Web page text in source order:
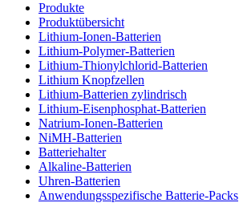
Produkte
Produktübersicht
Lithium-Ionen-Batterien
Lithium-Polymer-Batterien
Lithium-Thionylchlorid-Batterien
Lithium Knopfzellen
Lithium-Batterien zylindrisch
Lithium-Eisenphosphat-Batterien
Natrium-Ionen-Batterien
NiMH-Batterien
Batteriehalter
Alkaline-Batterien
Uhren-Batterien
Anwendungsspezifische Batterie-Packs